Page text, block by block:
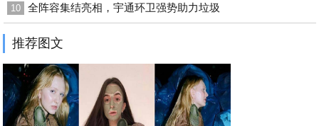
10 全阵容集结亮相，宇通环卫强势助力垃圾
推荐图文